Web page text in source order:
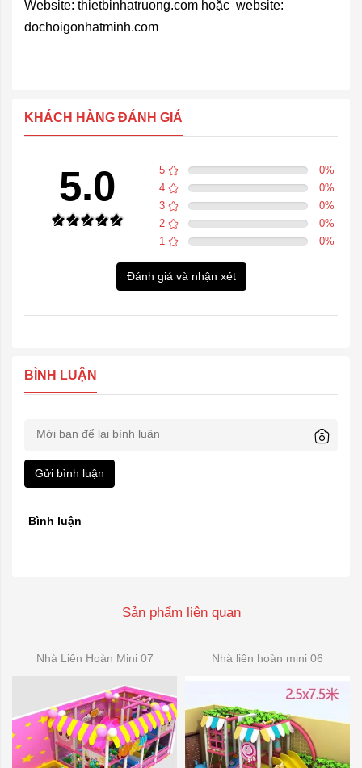
Website: thietbinhatruong.com hoặc website:
dochoigonhatminh.com
KHÁCH HÀNG ĐÁNH GIÁ
5.0 5 0%
4
0%
3
0%
2
0%
1
0%
Đánh giá và nhận xét
BÌNH LUẬN
Gửi bình luận
Bình luận
Sản phẩm liên quan
Nhà Liên Hoàn Mini 07 Nhà liên hoàn mini 06